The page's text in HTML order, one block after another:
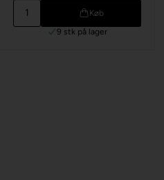
Køb
9 stk på lager